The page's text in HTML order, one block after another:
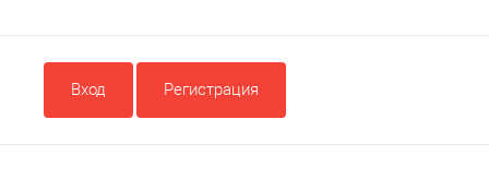
Вход Регистрация